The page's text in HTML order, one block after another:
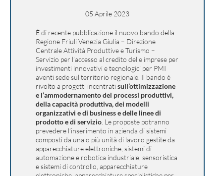
05 Aprile 2023
È di recente pubblicazione il nuovo bando della
Regione Friuli Venezia Giulia – Direzione
Centrale Attività Produttive e Turismo –
Servizio per l’accesso al credito delle imprese per
investimenti innovativi e tecnologici per PMI
aventi sede sul territorio regionale. Il bando è
rivolto a progetti incentratisull’ottimizzazione
e l’ammodernamento dei processi produttivi,
della capacità produttiva, dei modelli
organizzativi e di business e delle linee di
prodotto e di servizio Le proposte potranno
prevedere l’inserimento in azienda disistemi
composti da una o più unità di lavoro gestite da
apparecchiature elettroniche, sistemi di
automazione e robotica industriale, sensoristica
e sistemi di controllo, apparecchiature